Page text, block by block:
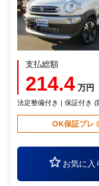
支払総額
214.4 万円
法定整備付き | 保証付き
OK保証プレ
お気に入